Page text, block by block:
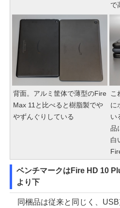
で
背面。アルミ筐体で薄型のFire
Max 11と比べると樹脂製でや
やずんぐりしている
こ
に
い
品
白
ベンチマークはFire HD 10
より下
同梱品は従来と同じく、USB